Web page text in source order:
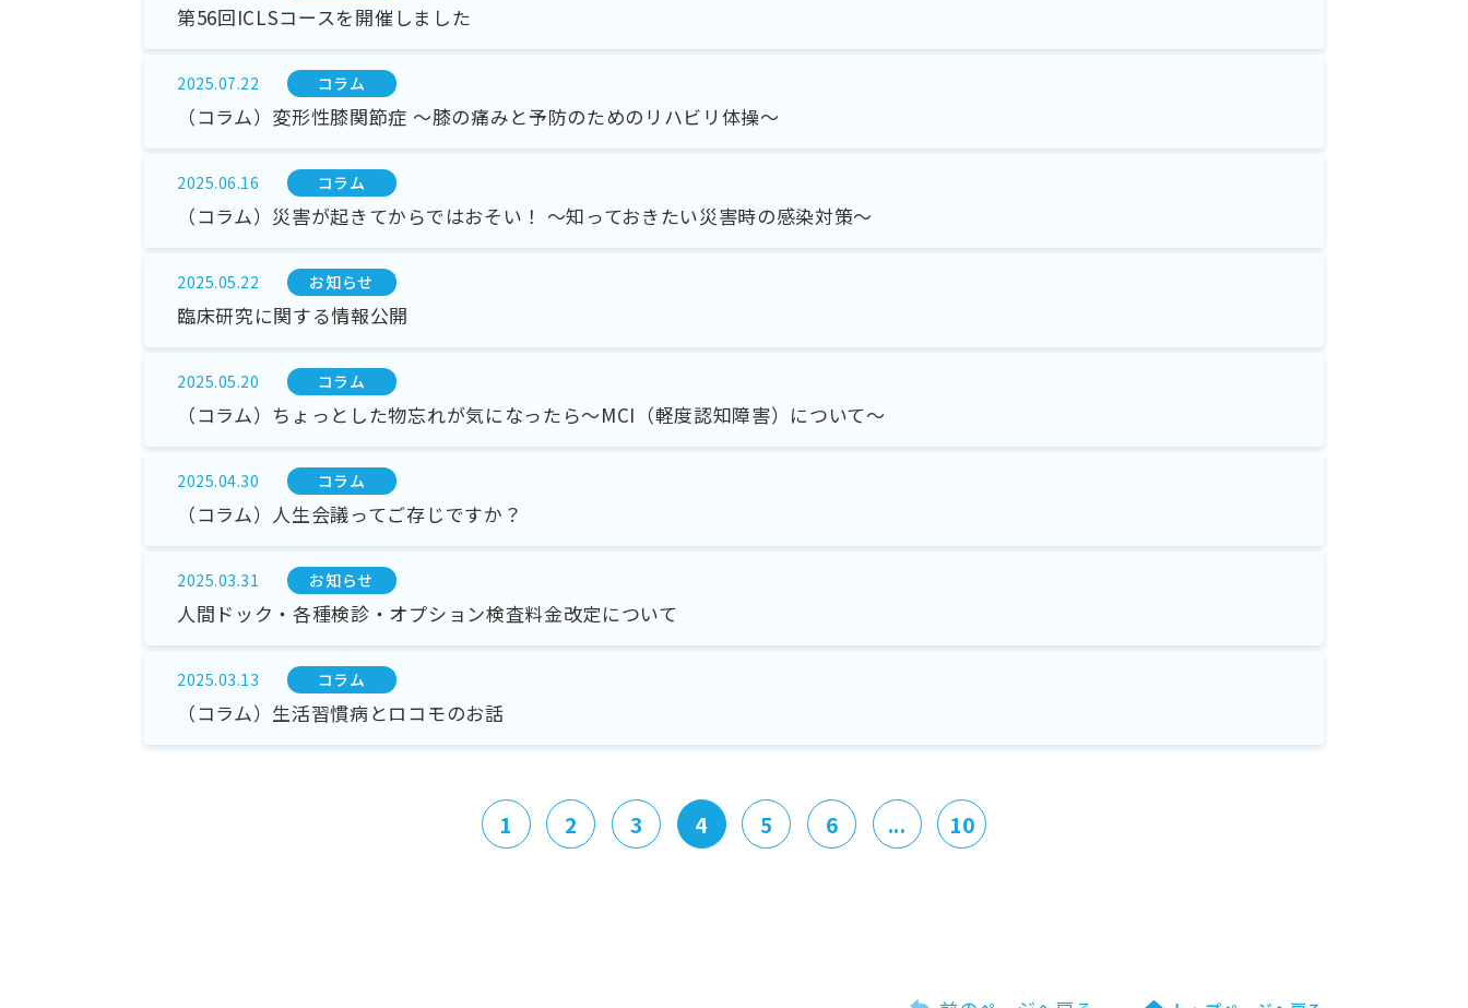
第56回ICLSコースを開催しました
2025.07.22 コラム
（コラム）変形性膝関節症 ～膝の痛みと予防のためのリハビリ体操～
2025.06.16 コラム
（コラム）災害が起きてからではおそい！ ～知っておきたい災害時の感染対策～
2025.05.22 お知らせ
臨床研究に関する情報公開
2025.05.20 コラム
（コラム）ちょっとした物忘れが気になったら～MCI（軽度認知障害）について～
2025.04.30 コラム
（コラム）人生会議ってご存じですか？
2025.03.31 お知らせ
人間ドック・各種検診・オプション検査料金改定について
2025.03.13 コラム
（コラム）生活習慣病とロコモのお話
1 2 3 4 5 6 ... 10